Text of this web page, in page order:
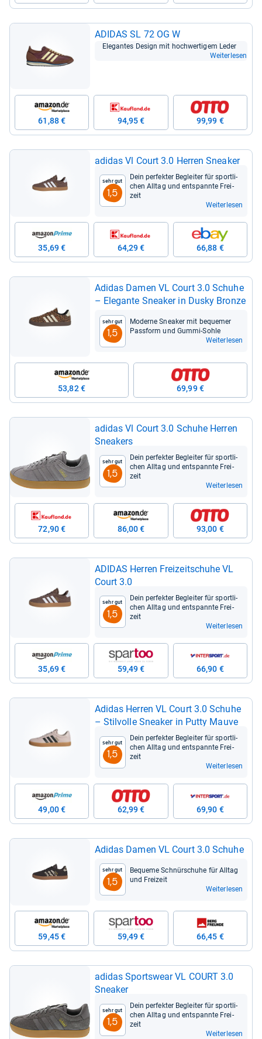
ADI­DAS SL 72 OG W
Ele­gan­tes Design mit hoch­wer­ti­gem Leder
Weiterlesen
61,88 € 94,95 € 99,99 €
adi­das Vl Court 3.0 Her­ren Snea­ker
Sehr gut
1,5
Dein per­fek­ter Beglei­ter für sport­li­
chen All­tag und ent­spannte Frei­
zeit
Weiterlesen
35,69 € 64,29 € 66,88 €
Adi­das Damen VL Court 3.0 Schuhe
– Ele­gante Snea­ker in Dusky Bronze
Sehr gut
1,5
Moderne Snea­ker mit beque­mer
Pass­form und Gummi-​Sohle
Weiterlesen
53,82 € 69,99 €
adi­das Vl Court 3.0 Schuhe Her­ren
Snea­kers
Sehr gut
1,5
Dein per­fek­ter Beglei­ter für sport­li­
chen All­tag und ent­spannte Frei­
zeit
Weiterlesen
72,90 € 86,00 € 93,00 €
ADI­DAS Her­ren Frei­zeit­schuhe VL
Court 3.0
Sehr gut
1,5
Dein per­fek­ter Beglei­ter für sport­li­
chen All­tag und ent­spannte Frei­
zeit
Weiterlesen
35,69 € 59,49 € 66,90 €
Adi­das Her­ren VL Court 3.0 Schuhe
– Stil­volle Snea­ker in Putty Mauve
Sehr gut
1,5
Dein per­fek­ter Beglei­ter für sport­li­
chen All­tag und ent­spannte Frei­
zeit
Weiterlesen
49,00 € 62,99 € 69,90 €
Adi­das Damen VL Court 3.0 Schuhe
Sehr gut
1,5
Bequeme Schnür­schuhe für All­tag
und Frei­zeit
Weiterlesen
59,45 € 59,49 € 66,45 €
adi­das Sports­wear VL COURT 3.0
Snea­ker
Sehr gut
1,5
Dein per­fek­ter Beglei­ter für sport­li­
chen All­tag und ent­spannte Frei­
zeit
Weiterlesen